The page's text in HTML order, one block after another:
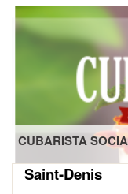
CUBARISTA
Saint-Denis